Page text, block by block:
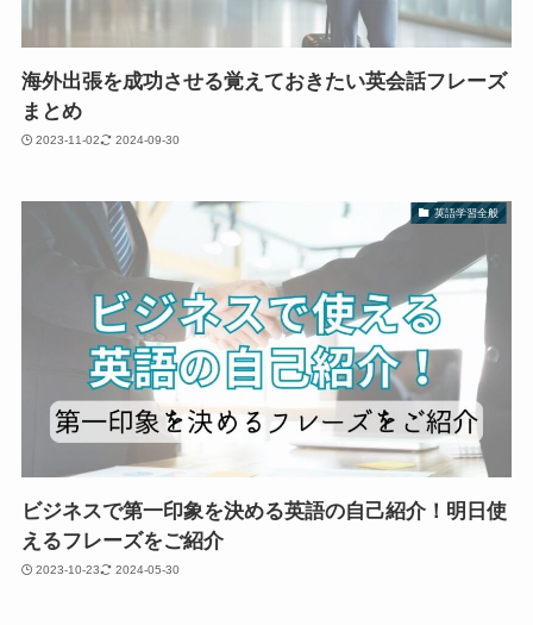
海外出張を成功させる覚えておきたい英会話フレーズ
まとめ
2023-11-02 2024-09-30
英語学習全般
ビジネスで第一印象を決める英語の自己紹介！明日使
えるフレーズをご紹介
2023-10-23 2024-05-30